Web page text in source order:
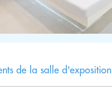
de la salle d'exposition